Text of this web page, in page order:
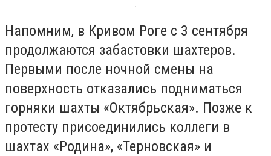
Напомним, в Кривом Роге с 3 сентября
продолжаются забастовки шахтеров.
Первыми после ночной смены на
поверхность отказались подниматься
горняки шахты «Октябрьская». Позже к
протесту присоединились коллеги в
шахтах «Родина», «Терновская» и